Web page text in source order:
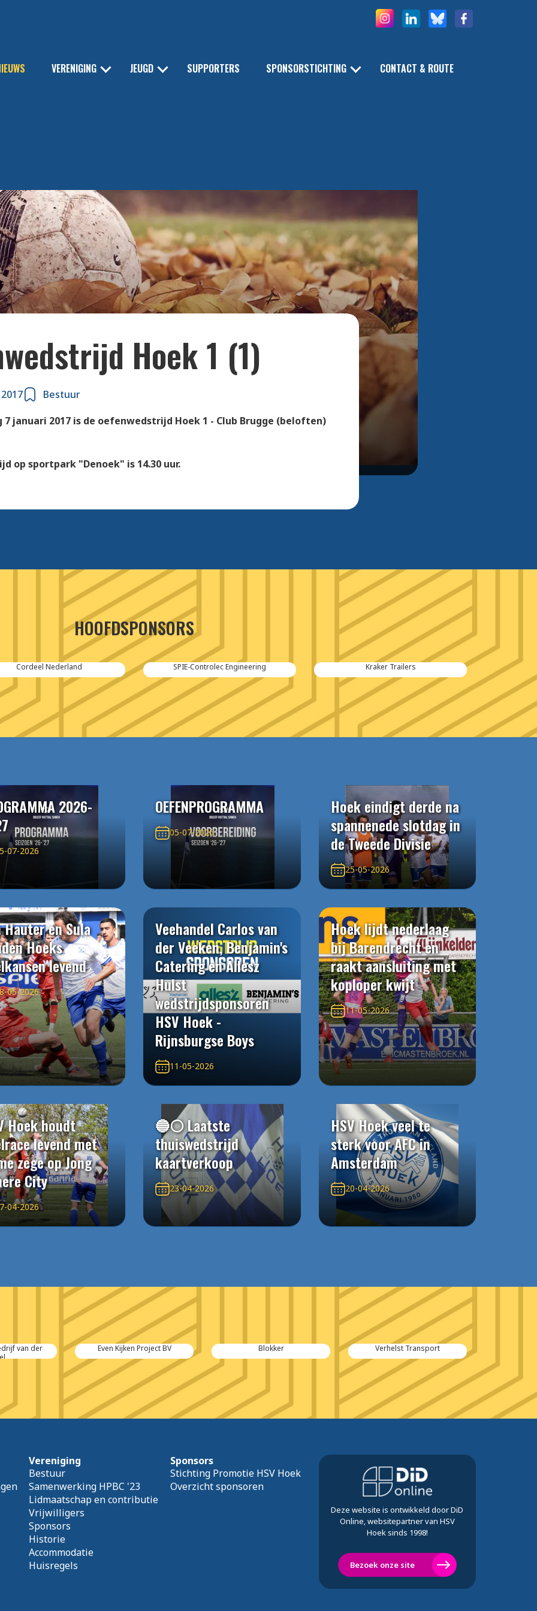
VERENIGING JEUGD SUPPORTERS SPONSORSTICHTING CONTACT & ROUTE
Bekijk alle foto's
Hoek 1 (1)
Bestuur
7 januari 2017 is de oefenwedstrijd Hoek 1 - Club Brugge (beloften)
op sportpark "Denoek" is 14.30 uur.
HOOFDSPONSORS
Cordeel Nederland SPIE-Controlec Engineering Kraker Trailers
2026-
07-2026
OEFENPROGRAMMA
05-07-2026
Hoek eindigt derde na
spannenede slotdag in
de Tweede Divisie
25-05-2026
Hauter en Sula
Hoeks
levend
05-2026
Veehandel Carlos van
der Veeken, Benjamin's
Catering en Allesz
Hulst
wedstrijdsponsoren
HSV Hoek -
Rijnsburgse Boys
11-05-2026
Hoek lijdt nederlaag
bij Barendrecht en
raakt aansluiting met
koploper kwijt
11-05-2026
Hoek houdt
levend met
zege op Jong
City
04-2026
🔵⚪️ Laatste
thuiswedstrijd
kaartverkoop
23-04-2026
HSV Hoek veel te
sterk voor AFC in
Amsterdam
20-04-2026
van der
Even Kijken Project BV Blokker Verhelst Transport
Vereniging
Bestuur
Samenwerking HPBC '23
Lidmaatschap en contributie
Vrijwilligers
Sponsors
Historie
Accommodatie
Huisregels
Sponsors
Stichting Promotie HSV Hoek
Overzicht sponsoren
Deze website is ontwikkeld door DiD
Online, websitepartner van HSV
Hoek sinds 1998!
Bezoek onze site